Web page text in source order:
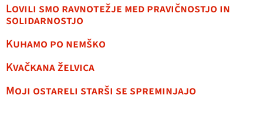
Lovili smo ravnotežje med pravičnostjo in
solidarnostjo
Kuhamo po nemško
Kvačkana želvica
Moji ostareli starši se spreminjajo